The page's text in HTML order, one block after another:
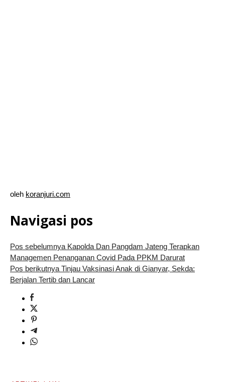
oleh koranjuri.com
Navigasi pos
Pos sebelumnyaKapolda Dan Pangdam Jateng Terapkan
Managemen Penanganan Covid Pada PPKM Darurat
Pos berikutnyaTinjau Vaksinasi Anak di Gianyar, Sekda:
Berjalan Tertib dan Lancar